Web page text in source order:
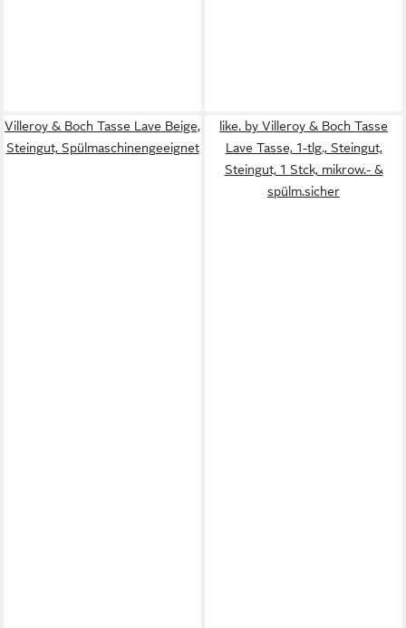
Villeroy & Boch Tasse Lave Beige,
Steingut, Spülmaschinengeeignet
like. by Villeroy & Boch Tasse
Lave Tasse, 1-tlg., Steingut,
Steingut, 1 Stck, mikrow.- &
spülm.sicher